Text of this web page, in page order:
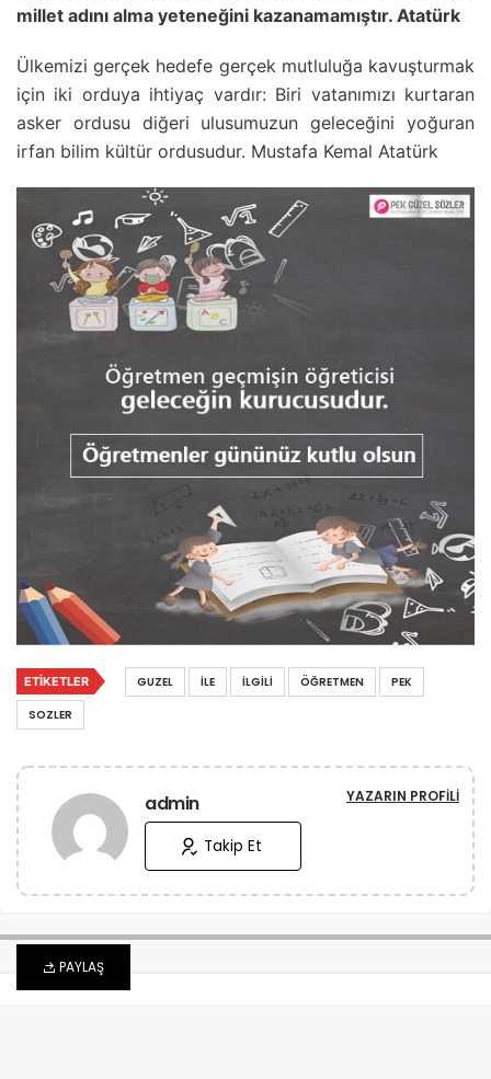
PAYLAŞ
millet adını alma yeteneğini kazanamamıştır. Atatürk
Ülkemizi gerçek hedefe gerçek mutluluğa kavuşturmak
için iki orduya ihtiyaç vardır: Biri vatanımızı kurtaran
asker ordusu diğeri ulusumuzun geleceğini yoğuran
irfan bilim kültür ordusudur. Mustafa Kemal Atatürk
ETIKETLER GUZEL İLE İLGILI ÖĞRETMEN
PEK
SOZLER
admin YAZARIN PROFILI
Takip Et